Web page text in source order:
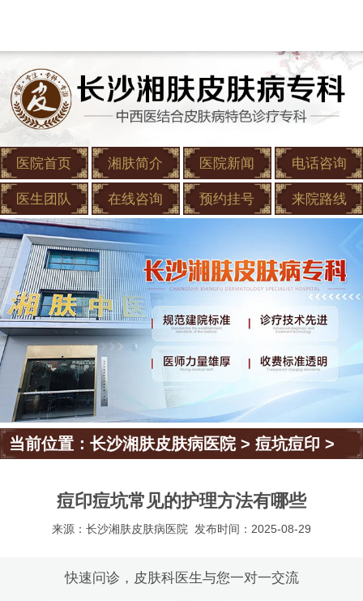
医院首页 湘肤简介 医院新闻 电话咨询
医生团队 在线咨询 预约挂号 来院路线
当前位置：长沙湘肤皮肤病医院>痘坑痘印 >
痘印痘坑常见的护理方法有哪些
来源：长沙湘肤皮肤病医院 发布时间：2025-08-29
快速问诊，皮肤科医生与您一对一交流